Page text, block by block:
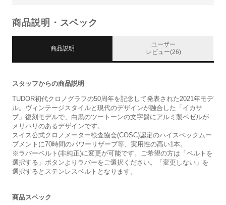
商品説明・スペック
商品説明
ユーザー
レビュー(26)
スタッフからの商品説明
TUDOR初代クロノグラフの50周年を記念して発表された2021年モデ
ル。ヴィンテージスタイルと現代のデザインが融合した「イカサ
ブ」復刻モデルで、白黒のツートーンの文字盤にアルミ製ベゼルが
メリハリのあるデザインです。
スイス公式クロノメーター検査協会(COSC)認定のハイスペックムー
ブメントに70時間のパワーリザーブ等、実用性の高い1本。
※ラバーベルト(非純正)に変更が可能です。ご希望の方は「ベルトを
選択する」ボタンよりラバーをご選択ください。「変更しない」を
選択するとステンレスベルトとなります。
商品スペック